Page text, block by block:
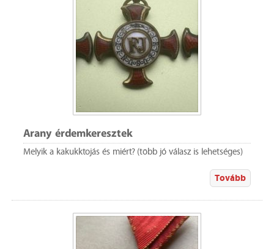
Arany érdemkeresztek
Melyik a kakukktojás és miért? (több jó válasz is lehetséges)
Tovább